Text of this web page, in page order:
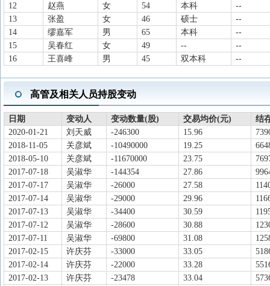
12
赵燕 女 54 本科
--
13
张盈 女 46 硕士
--
14
缪嘉军 男 65 本科
--
15
吴春红 女 49 --
--
16
王喜峰 男 45 双本科 --
高管及相关人员持股变动
日期 变动人 变动数量(股) 交易均价(元)
结
2020-01-21
刘天威 -246300 15.96
2018-11-05
关彦斌 -10490000 19.25
2018-05-10
关彦斌 -11670000 23.75
2017-07-18
吴淑华 -144354 27.86
2017-07-17
吴淑华 -26000 27.58
2017-07-14
吴淑华 -29000 29.96
2017-07-13
吴淑华 -34400 30.59
2017-07-12
吴淑华 -28600 30.88
2017-07-11
吴淑华 -69800 31.08
2017-02-15
许庆芬 -33000 33.05
2017-02-14
许庆芬 -22000 33.28
2017-02-13
许庆芬 -23478 33.04